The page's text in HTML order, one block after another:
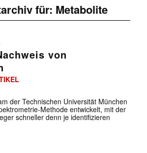
für: Metabolite
von
der Technischen Universität München
Methode entwickelt, mit der
schneller denn je identifizieren